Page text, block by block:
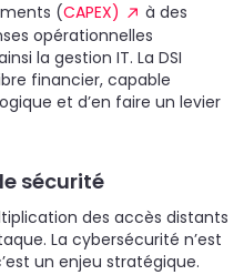
(CAPEX)
à des
opérationnelles
la gestion IT. La DSI
financier, capable
et d’en faire un levier
sécurité
des accès distants
La cybersécurité n’est
un enjeu stratégique.